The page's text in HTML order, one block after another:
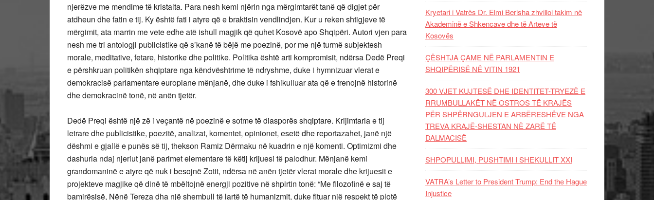
njerëzve me mendime të kristalta. Para nesh kemi njërin nga mërgimtarët tanë që digjet për
atdheun dhe fatin e tij. Ky është fati i atyre që e braktisin vendlindjen. Kur u reken shtigjeve të
mërgimit, ata marrin me vete edhe atë ishull magjik që quhet Kosovë apo Shqipëri. Autori vjen para
nesh me tri antologji publicistike që s’kanë të bëjë me poezinë, por me një turmë subjektesh
morale, meditative, fetare, historike dhe politike. Politika është arti kompromisit, ndërsa Dedë Preqi
e përshkruan politikën shqiptare nga këndvështrime të ndryshme, duke i hymnizuar vlerat e
demokracisë parlamentare europiane mënjanë, dhe duke i fshikulluar ata që e frenojnë historinë
dhe demokracinë tonë, në anën tjetër.
Dedë Preqi është një zë i veçantë në poezinë e sotme të diasporës shqiptare. Krijimtaria e tij
letrare dhe publicistike, poezitë, analizat, komentet, opinionet, esetë dhe reportazahet, janë një
dëshmi e gjallë e punës së tij, thekson Ramiz Dërmaku në kuadrin e një komenti. Optimizmi dhe
dashuria ndaj njeriut janë parimet elementare të këtij krijuesi të palodhur. Mënjanë kemi
grandomaninë e atyre që nuk i besojnë Zotit, ndërsa në anën tjetër vlerat morale dhe krijuesit e
projekteve magjike që dinë të mbëltojnë energji pozitive në shpirtin tonë: “Me filozofinë e saj të
bamirësisë, Nënë Tereza dha një shembull të lartë të humanizmit, duke fituar një respekt të plotë
Kryetari i Vatrës Dr. Elmi Berisha zhvilloi takim në
Akademinë e Shkencave dhe të Arteve të
Kosovës
ÇËSHTJA ÇAME NË PARLAMENTIN E
SHQIPËRISË NË VITIN 1921
300 VJET KUJTESË DHE IDENTITET-TRYEZË E
RRUMBULLAKËT NË OSTROS TË KRAJËS
PËR SHPËRNGULJEN E ARBËRESHËVE NGA
TREVA KRAJË-SHESTAN NË ZARË TË
DALMACISË
SHPOPULLIMI, PUSHTIMI I SHEKULLIT XXI
VATRA’s Letter to President Trump: End the Hague
Injustice